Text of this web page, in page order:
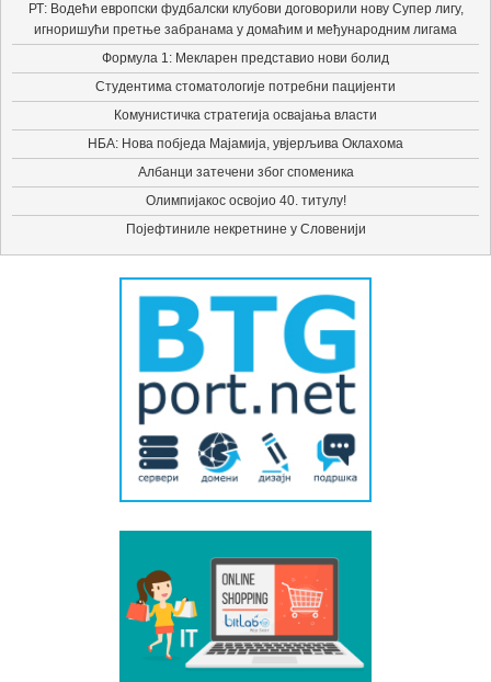
РТ: Водећи европски фудбалски клубови договорили нову Супер лигу,
игноришући претње забранама у домаћим и међународним лигама
Формула 1: Мекларен представио нови болид
Студентима стоматологије потребни пацијенти
Комунистичка стратегија освајања власти
НБА: Нова побједа Мајамија, увјерљива Оклахома
Албанци затечени због споменика
Олимпијакос освојио 40. титулу!
Појефтиниле некретнине у Словенији